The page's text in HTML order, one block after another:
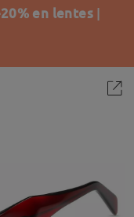
en lentes |